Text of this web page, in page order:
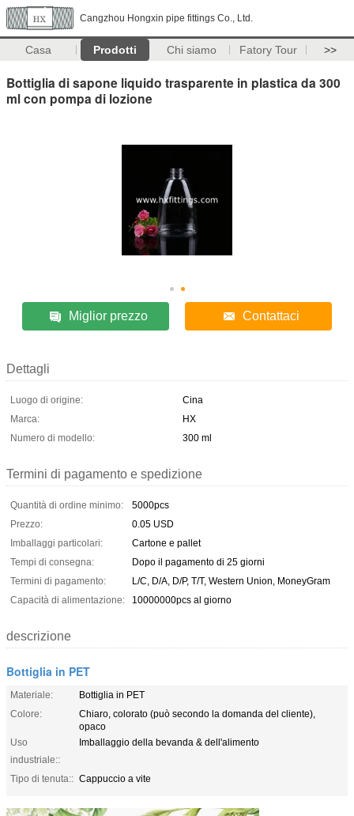
Cangzhou Hongxin pipe fittings Co., Ltd.
Casa Prodotti Chi siamo Fatory Tour >>
Bottiglia di sapone liquido trasparente in plastica da 300
ml con pompa di lozione
Miglior prezzo Contattaci
Dettagli
Luogo di origine:
Cina
Marca:
HX
Numero di modello:
300 ml
Termini di pagamento e spedizione
Quantità di ordine minimo:
5000pcs
Prezzo:
0.05 USD
Imballaggi particolari:
Cartone e pallet
Tempi di consegna:
Dopo il pagamento di 25 giorni
Termini di pagamento:
L/C, D/A, D/P, T/T, Western Union, MoneyGram
Capacità di alimentazione:
10000000pcs al giorno
descrizione
Bottiglia in PET
Materiale:
Bottiglia in PET
Colore:
Chiaro, colorato (può secondo la domanda del cliente),
opaco
Uso
industriale::
Imballaggio della bevanda & dell'alimento
Tipo di tenuta:: Cappuccio a vite